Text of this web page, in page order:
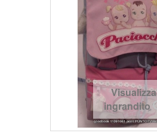
Visualizza
ingrandito